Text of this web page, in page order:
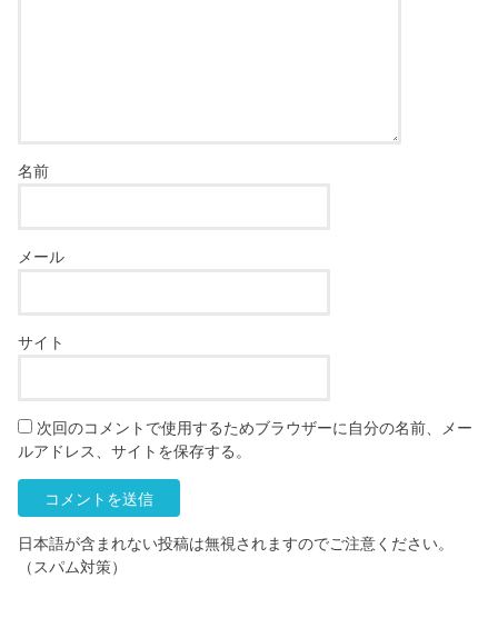
名前
メール
サイト
次回のコメントで使用するためブラウザーに自分の名前、メー
ルアドレス、サイトを保存する。
日本語が含まれない投稿は無視されますのでご注意ください。
（スパム対策）